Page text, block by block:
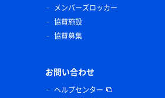
メンバーズロッカー
協賛施設
協賛募集
お問い合わせ
ヘルプセンター